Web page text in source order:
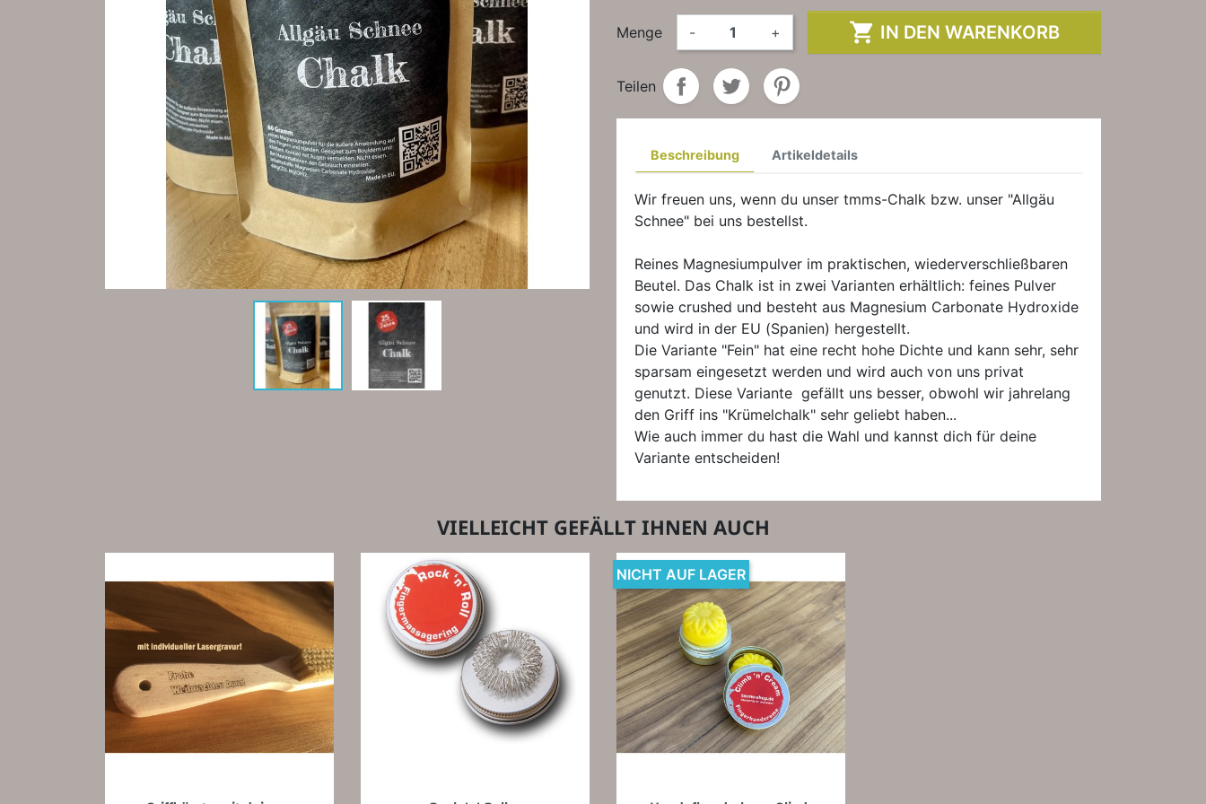
Menge - +  IN DEN WARENKORB
Teilen
Beschreibung Artikeldetails
Wir freuen uns, wenn du unser tmms-Chalk bzw. unser "Allgäu
Schnee" bei uns bestellst.
Reines Magnesiumpulver im praktischen, wiederverschließbaren
Beutel. Das Chalk ist in zwei Varianten erhältlich: feines Pulver
sowie crushed und besteht aus Magnesium Carbonate Hydroxide
und wird in der EU (Spanien) hergestellt.
Die Variante "Fein" hat eine recht hohe Dichte und kann sehr, sehr
sparsam eingesetzt werden und wird auch von uns privat
genutzt. Diese Variante gefällt uns besser, obwohl wir jahrelang
den Griff ins "Krümelchalk" sehr geliebt haben...
Wie auch immer du hast die Wahl und kannst dich für deine
Variante entscheiden!
VIELLEICHT GEFÄLLT IHNEN AUCH
 Vorschau Vorschau  Vorschau
NICHT AUF LAGER